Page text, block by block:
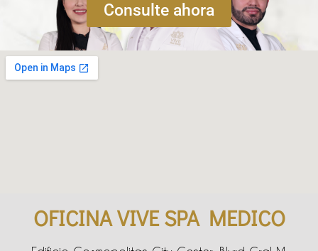
Consulte ahora
OFICINA VIVE SPA MEDICO